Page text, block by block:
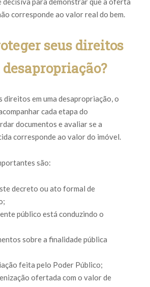
corresponde ao valor real do bem.
seus direitos
direitos em uma desapropriação, o
cada etapa do
documentos e avaliar se a
corresponde ao valor do imóvel.
são:
decreto ou ato formal de
público está conduzindo o
sobre a finalidade pública
feita pelo Poder Público;
ofertada com o valor de